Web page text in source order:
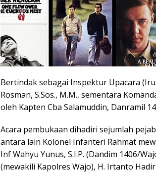
Bertindak sebagai Inspektur Upacara
Rosman, S.Sos., M.M., sementara
oleh Kapten Cba Salamuddin, Danramil
Acara pembukaan dihadiri sejumlah
antara lain Kolonel Infanteri Rahmat
Inf Wahyu Yunus, S.I.P. (Dandim 1406/
(mewakili Kapolres Wajo), H. Irtanto